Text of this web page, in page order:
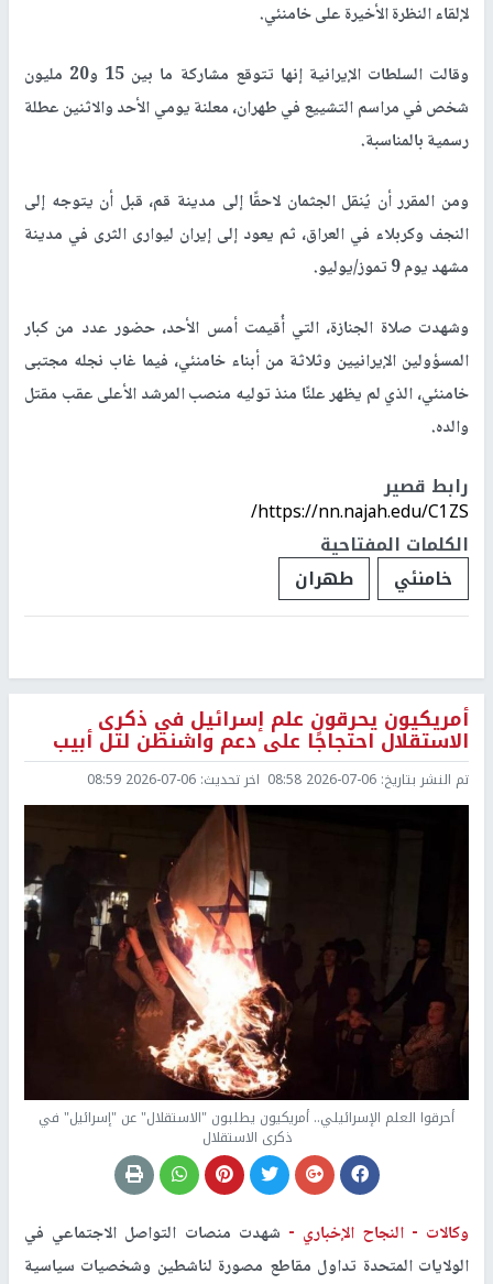
لإلقاء النظرة الأخيرة على خامنئي.
وقالت السلطات الإيرانية إنها تتوقع مشاركة ما بين 15 و20 مليون
شخص في مراسم التشييع في طهران، معلنة يومي الأحد والاثنين عطلة
رسمية بالمناسبة.
ومن المقرر أن يُنقل الجثمان لاحقًا إلى مدينة قم، قبل أن يتوجه إلى
النجف وكربلاء في العراق، ثم يعود إلى إيران ليوارى الثرى في مدينة
مشهد يوم 9 تموز/يوليو.
وشهدت صلاة الجنازة، التي أُقيمت أمس الأحد، حضور عدد من كبار
المسؤولين الإيرانيين وثلاثة من أبناء خامنئي، فيما غاب نجله مجتبى
خامنئي، الذي لم يظهر علنًا منذ توليه منصب المرشد الأعلى عقب مقتل
والده.
رابط قصير
https://nn.najah.edu/C1ZS/
الكلمات المفتاحية
خامنئي
طهران
أمريكيون يحرقون علم إسرائيل في ذكرى
الاستقلال احتجاجًا على دعم واشنطن لتل أبيب
تم النشر بتاريخ: 2026-07-06 08:58 اخر تحديث: 2026-07-06 08:59
أحرقوا العلم الإسرائيلي.. أمريكيون يطلبون "الاستقلال" عن "إسرائيل" في
ذكرى الاستقلال
وكالات -النجاح الإخباري - شهدت منصات التواصل الاجتماعي في
الولايات المتحدة تداول مقاطع مصورة لناشطين وشخصيات سياسية